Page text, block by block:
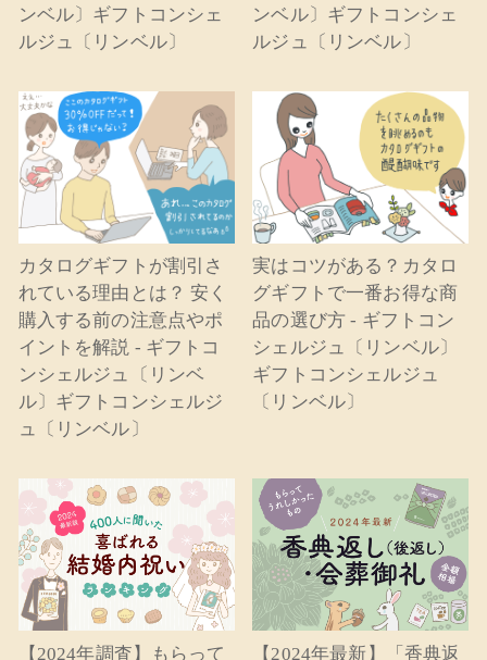
ンベル〕ギフトコンシェ
ルジュ〔リンベル〕
ンベル〕ギフトコンシェ
ルジュ〔リンベル〕
カタログギフトが割引さ
れている理由とは？ 安く
購入する前の注意点やポ
イントを解説 - ギフトコ
ンシェルジュ〔リンベ
ル〕ギフトコンシェルジ
ュ〔リンベル〕
実はコツがある？カタロ
グギフトで一番お得な商
品の選び方 - ギフトコン
シェルジュ〔リンベル〕
ギフトコンシェルジュ
〔リンベル〕
【2024年調査】もらって 【2024年最新】「香典返